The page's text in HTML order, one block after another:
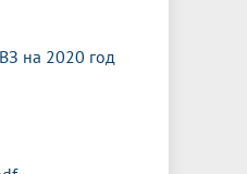
на 2020 год